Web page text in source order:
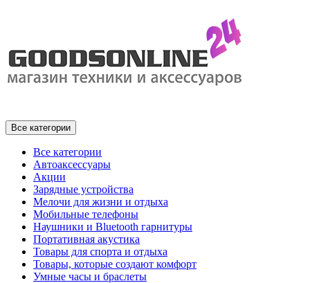
Все категории
Все категории
Автоаксессуары
Акции
Зарядные устройства
Мелочи для жизни и отдыха
Мобильные телефоны
Наушники и Bluetooth гарнитуры
Портативная акустика
Товары для спорта и отдыха
Товары, которые создают комфорт
Умные часы и браслеты